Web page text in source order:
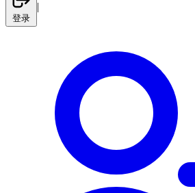
登录
|